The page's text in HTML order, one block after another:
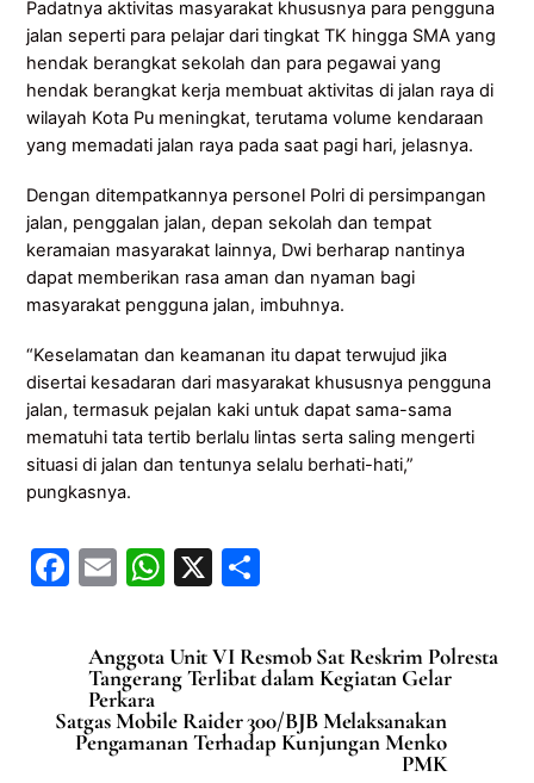
Padatnya aktivitas masyarakat khususnya para pengguna
jalan seperti para pelajar dari tingkat TK hingga SMA yang
hendak berangkat sekolah dan para pegawai yang
hendak berangkat kerja membuat aktivitas di jalan raya di
wilayah Kota Pu meningkat, terutama volume kendaraan
yang memadati jalan raya pada saat pagi hari, jelasnya.
Dengan ditempatkannya personel Polri di persimpangan
jalan, penggalan jalan, depan sekolah dan tempat
keramaian masyarakat lainnya, Dwi berharap nantinya
dapat memberikan rasa aman dan nyaman bagi
masyarakat pengguna jalan, imbuhnya.
“Keselamatan dan keamanan itu dapat terwujud jika
disertai kesadaran dari masyarakat khususnya pengguna
jalan, termasuk pejalan kaki untuk dapat sama-sama
mematuhi tata tertib berlalu lintas serta saling mengerti
situasi di jalan dan tentunya selalu berhati-hati,”
pungkasnya.
F
e
b
o
E
ai
l
W
at
s
A
p
X
ar
e
Anggota Unit VI Resmob Sat Reskrim Polresta
Tangerang Terlibat dalam Kegiatan Gelar
Perkara
Satgas Mobile Raider 300/BJB Melaksanakan
Pengamanan Terhadap Kunjungan Menko
PMK